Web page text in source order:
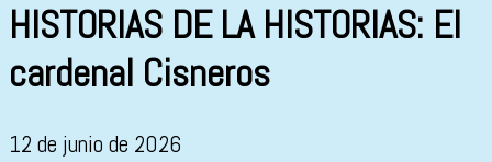
HISTORIAS DE LA HISTORIAS: El
cardenal Cisneros
12 de junio de 2026